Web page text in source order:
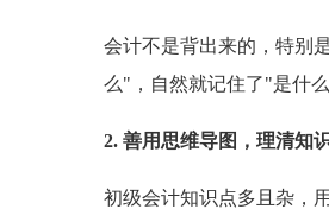
会计不是背出来的，特别
么"，自然就记住了"是什么
2. 善用思维导图，理清知
初级会计知识点多且杂，